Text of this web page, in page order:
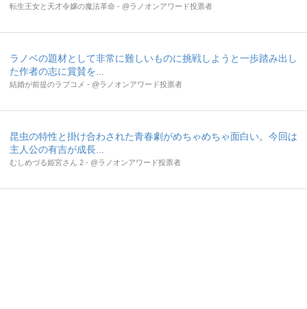
転生王女と天才令嬢の魔法革命 - @ラノオンアワード投票者
ラノベの題材として非常に難しいものに挑戦しようと一歩踏み出し
た作者の志に賞賛を...
結婚が前提のラブコメ - @ラノオンアワード投票者
昆虫の特性と掛け合わされた青春劇がめちゃめちゃ面白い。今回は
主人公の有吉が成長...
むしめづる姫宮さん 2 - @ラノオンアワード投票者